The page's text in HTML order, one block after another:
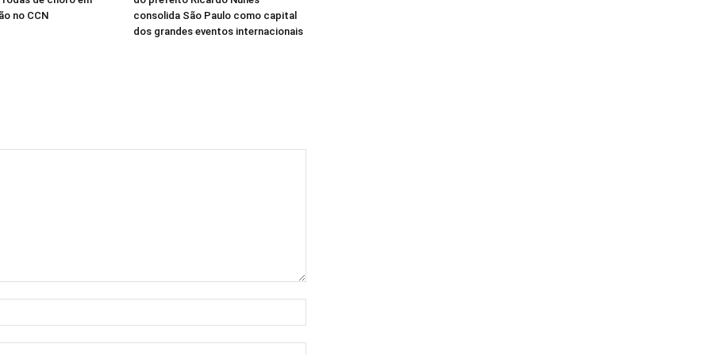
no CCN
consolida São Paulo como capital
dos grandes eventos internacionais